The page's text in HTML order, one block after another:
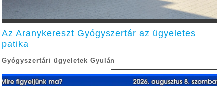
Az Aranykereszt Gyógyszertár az ügyeletes
patika
Gyógyszertári ügyeletek Gyulán